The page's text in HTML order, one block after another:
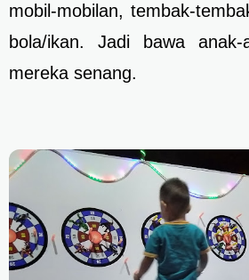
mobil-mobilan, tembak-
bola/ikan. Jadi bawa
mereka senang.